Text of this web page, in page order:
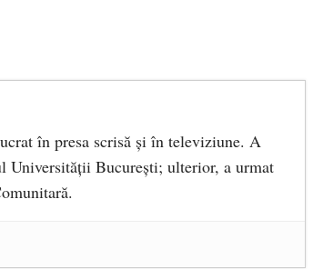
în presa scrisă și în televiziune. A
Universității București; ulterior, a urmat